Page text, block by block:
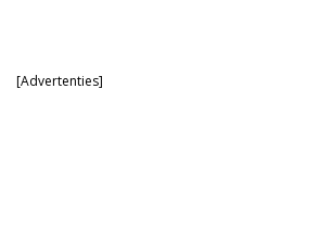
[Advertenties]